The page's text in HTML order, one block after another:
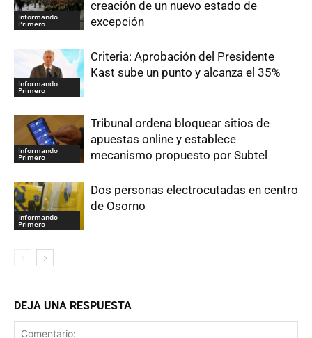
Informando
Primero
creación de un nuevo estado de
excepción
Informando
Primero
Criteria: Aprobación del Presidente
Kast sube un punto y alcanza el 35%
Informando
Primero
Tribunal ordena bloquear sitios de
apuestas online y establece
mecanismo propuesto por Subtel
Informando
Primero
Dos personas electrocutadas en centro
de Osorno
DEJA UNA RESPUESTA